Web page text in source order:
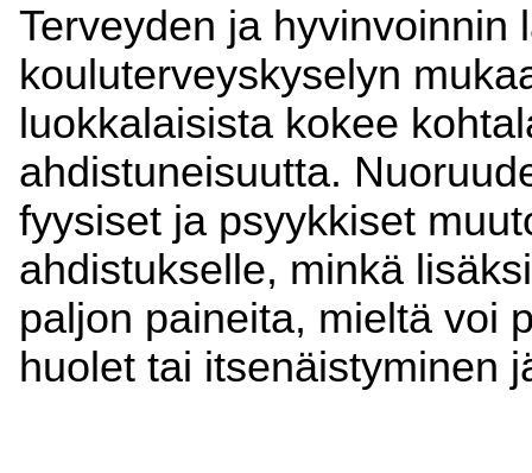
Terveyden ja hyvinvoinnin
kouluterveyskyselyn
luokkalaisista kokee
ahdistuneisuutta.
fyysiset ja psyykkiset
ahdistukselle, minkä
paljon paineita, mieltä voi
huolet tai itsenäistyminen